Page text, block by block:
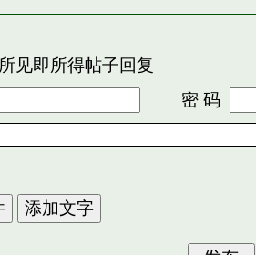
见即所得帖子回复
密 码